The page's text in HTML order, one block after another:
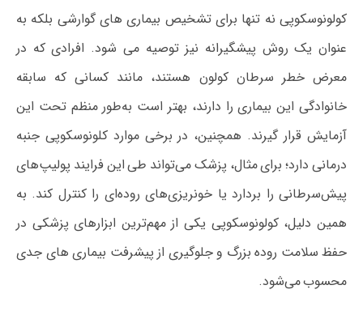
کولونوسکوپی نه‌ تنها برای تشخیص بیماری‌ های گوارشی بلکه به‌
عنوان یک روش پیشگیرانه نیز توصیه می‌ شود. افرادی که در
معرض خطر سرطان کولون هستند، مانند کسانی که سابقه
خانوادگی این بیماری را دارند، بهتر است به‌طور منظم تحت این
آزمایش قرار گیرند. همچنین، در برخی موارد کلونوسکوپی جنبه
درمانی دارد؛ برای مثال، پزشک می‌تواند طی این فرایند پولیپ‌های
پیش‌سرطانی را بردارد یا خونریزی‌های روده‌ای را کنترل کند. به
همین دلیل، کولونوسکوپی یکی از مهم‌ترین ابزارهای پزشکی در
حفظ سلامت روده بزرگ و جلوگیری از پیشرفت بیماری‌ های جدی
محسوب می‌شود.